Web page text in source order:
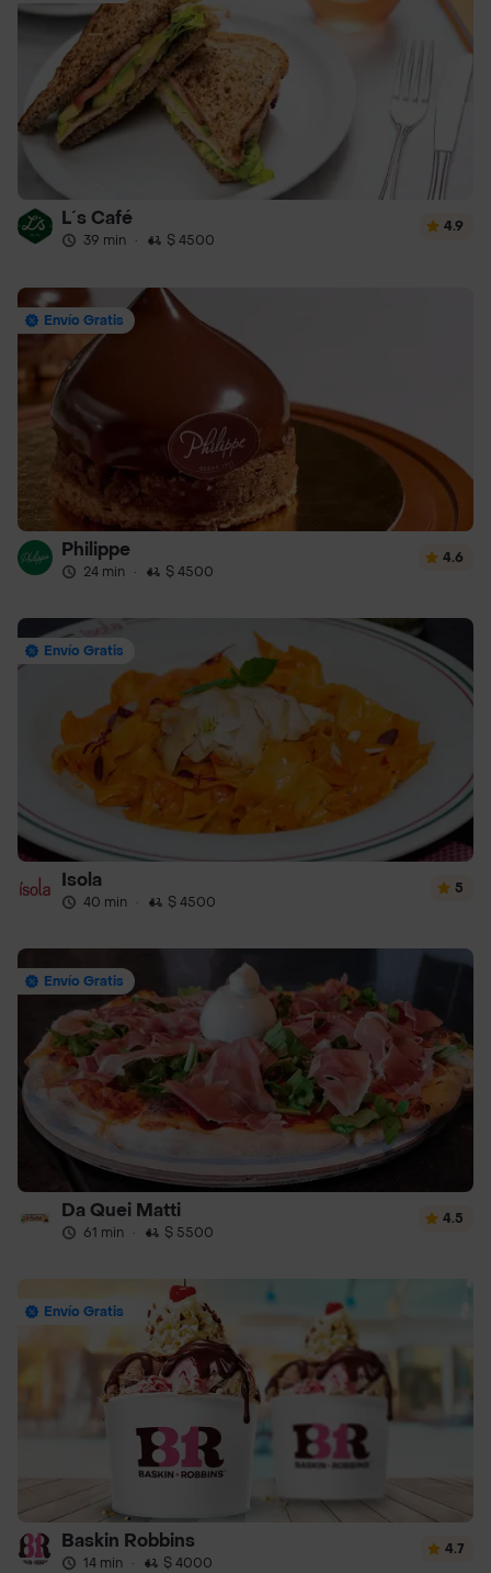
L´s Café
39 min · $ 4500
4.9
Envío Gratis
Philippe
24 min · $ 4500
4.6
Envío Gratis
Isola
40 min · $ 4500
5
Envío Gratis
Da Quei Matti
61 min · $ 5500
4.5
Envío Gratis
Baskin Robbins
14 min · $ 4000
4.7